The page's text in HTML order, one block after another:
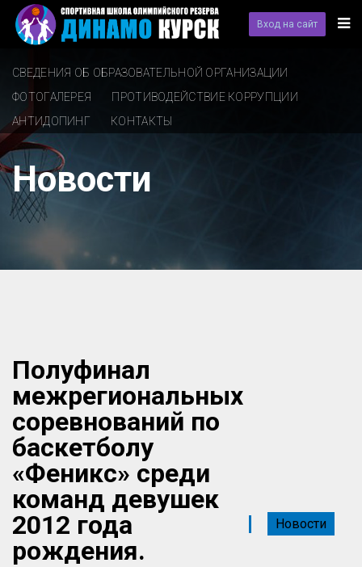
Вход на сайт
СВЕДЕНИЯ ОБ ОБРАЗОВАТЕЛЬНОЙ ОРГАНИЗАЦИИ
ФОТОГАЛЕРЕЯ
ПРОТИВОДЕЙСТВИЕ КОРРУПЦИИ
АНТИДОПИНГ
КОНТАКТЫ
Новости
Полуфинал
межрегиональных
соревнований по
баскетболу
«Феникс» среди
команд девушек
2012 года
рождения.
Новости